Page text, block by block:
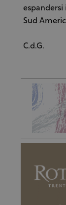
espandersi
Sud
C.d.G.